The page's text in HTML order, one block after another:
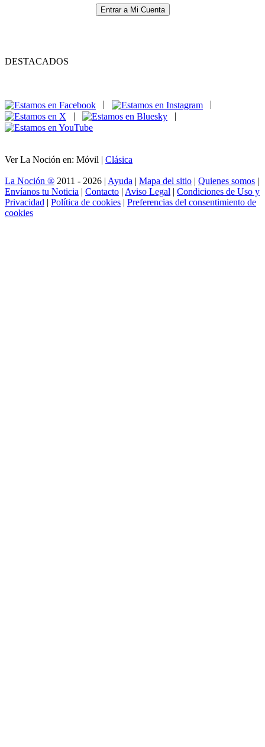
Entrar a Mi Cuenta
DESTACADOS
|
|
Ver La Noción en: Móvil | Clásica
La Noción ® 2011 - 2026 | Ayuda | Mapa del sitio | Quienes somos |
Envíanos tu Noticia | Contacto | Aviso Legal | Condiciones de Uso y
Privacidad | Política de cookies | Preferencias del consentimiento de
cookies